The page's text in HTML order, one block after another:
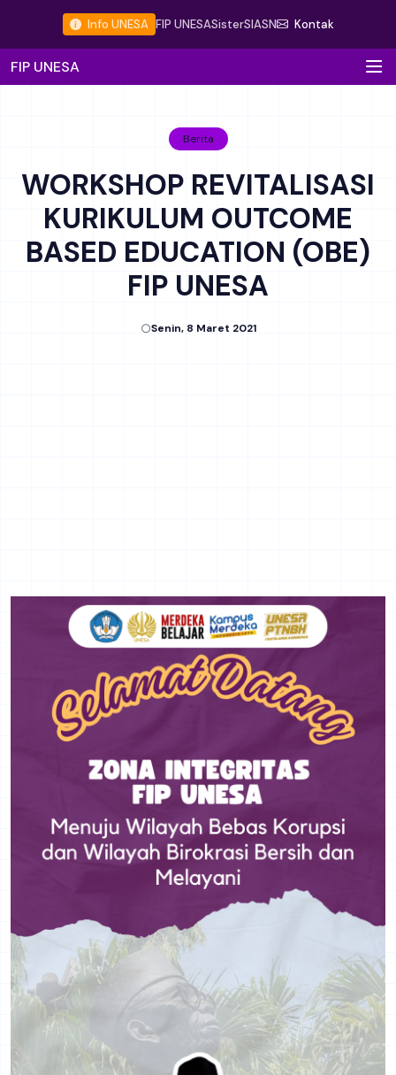
Info UNESA FIP UNESASisterSIASN Kontak
FIP UNESA
Berita
WORKSHOP REVITALISASI
KURIKULUM OUTCOME
BASED EDUCATION (OBE)
FIP UNESA
Senin, 8 Maret 2021